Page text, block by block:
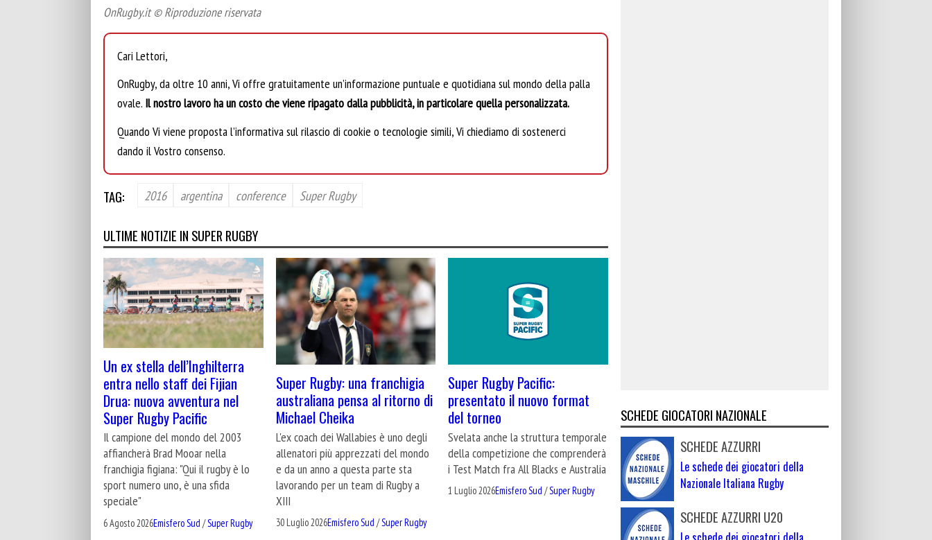
OnRugby.it © Riproduzione riservata
Cari Lettori,
OnRugby, da oltre 10 anni, Vi offre gratuitamente un’informazione puntuale e quotidiana sul mondo della palla
ovale. Il nostro lavoro ha un costo che viene ripagato dalla pubblicità, in particolare quella personalizzata.
Quando Vi viene proposta l’informativa sul rilascio di cookie o tecnologie simili, Vi chiediamo di sostenerci
dando il Vostro consenso.
TAG: 2016 argentina conference Super Rugby
ULTIME NOTIZIE IN SUPER RUGBY
Un ex stella dell’Inghilterra
entra nello staff dei Fijian
Drua: nuova avventura nel
Super Rugby Pacific
Il campione del mondo del 2003
affiancherà Brad Mooar nella
franchigia figiana: "Qui il rugby è lo
sport numero uno, è una sfida
speciale"
6 Agosto 2026Emisfero Sud /Super Rugby
Super Rugby: una franchigia
australiana pensa al ritorno di
Michael Cheika
L'ex coach dei Wallabies è uno degli
allenatori più apprezzati del mondo
e da un anno a questa parte sta
lavorando per un team di Rugby a
XIII
30 Luglio 2026Emisfero Sud /Super Rugby
Super Rugby Pacific:
presentato il nuovo format
del torneo
Svelata anche la struttura temporale
della competizione che comprenderà
i Test Match fra All Blacks e Australia
1 Luglio 2026Emisfero Sud /Super Rugby
SCHEDE GIOCATORI NAZIONALE
SCHEDE AZZURRI
Le schede dei giocatori della
Nazionale Italiana Rugby
SCHEDE AZZURRI U20